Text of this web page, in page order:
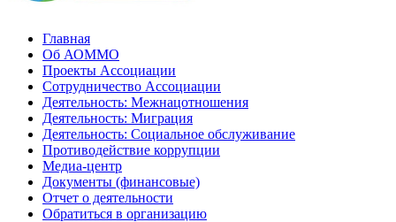
Главная
Об АОММО
Проекты Ассоциации
Сотрудничество Ассоциации
Деятельность: Межнацотношения
Деятельность: Миграция
Деятельность: Социальное обслуживание
Противодействие коррупции
Медиа-центр
Документы (финансовые)
Отчет о деятельности
Обратиться в организацию